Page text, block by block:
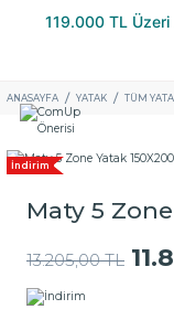
ANASAYFA YATAK TÜM
İndirim
Maty 5
13.205,00 TL